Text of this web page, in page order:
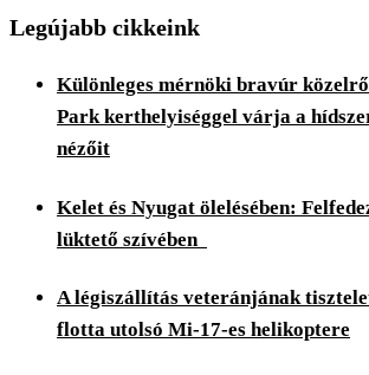
Legújabb cikkeink
Különleges mérnöki bravúr
Park kerthelyiséggel várja a
nézőit
Kelet és Nyugat ölelésében:
lüktető szívében
A légiszállítás veteránjának
flotta utolsó Mi-17-es helikoptere